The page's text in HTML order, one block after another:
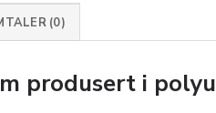
(0)
produsert i